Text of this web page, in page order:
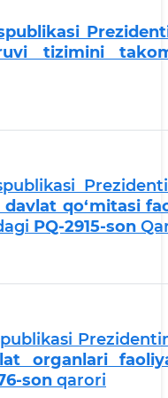
tizimini
qo‘mitasi
PQ-2915-son
organlari
son qarori